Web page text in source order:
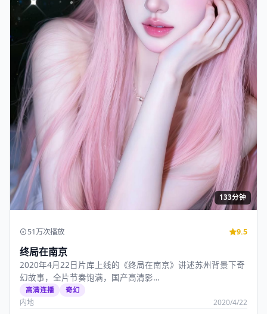
133分钟
51万次播放 9.5
终局在南京
2020年4月22日片库上线的《终局在南京》讲述苏州背景下奇
幻故事，全片节奏饱满，国产高清影…
高清连播 奇幻
内地 2020/4/22